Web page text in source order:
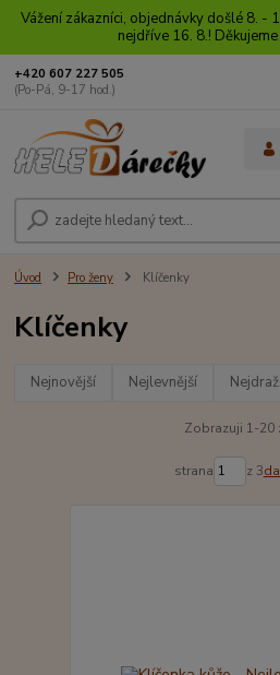
Vážení zákazníci, objednávky došlé 8. -
nejdříve 16. 8.!
+420 607 227 505
(Po-Pá, 9-17 hod.)
Úvod Pro ženy Klíčenky
Klíčenky
Nejnovější Nejlevnější
Zobrazuji 1-20
strana z 3